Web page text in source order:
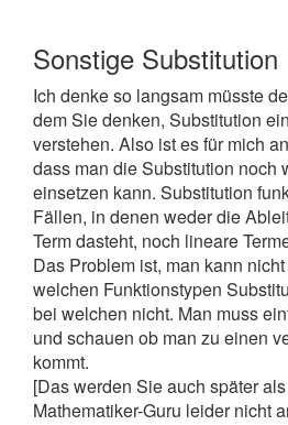
Sonstige Substitution
Ich denke so langsam müsste
dem Sie denken, Substitution
verstehen. Also ist es für mich
dass man die Substitution noch
einsetzen kann. Substitution
Fällen, in denen weder die
Term dasteht, noch lineare
Das Problem ist, man kann
welchen Funktionstypen
bei welchen nicht. Man muss
und schauen ob man zu einen
kommt.
[Das werden Sie auch später
Mathematiker-Guru leider nicht